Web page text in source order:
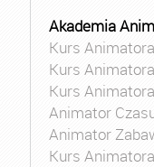
Akademia
Kurs Animatora
Kurs
Kurs
Animator
Animator
Kurs